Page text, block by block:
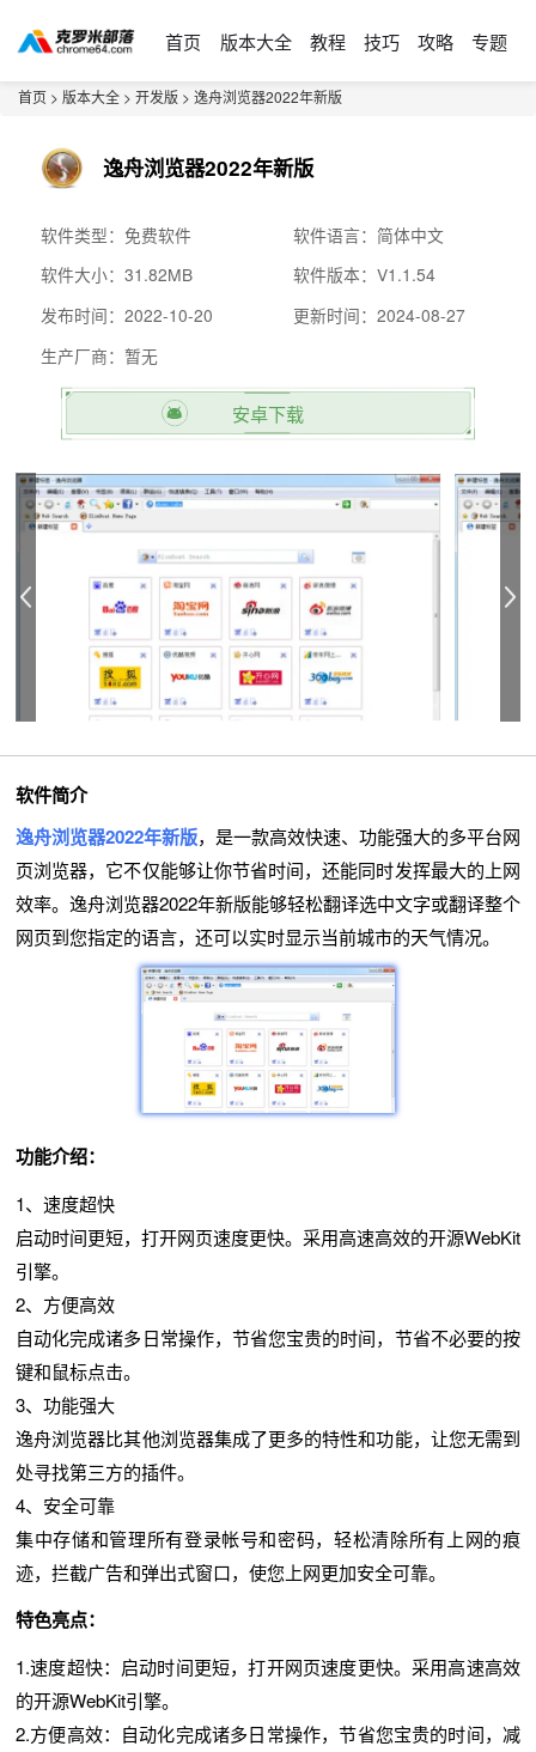
首页 版本大全 教程 技巧 攻略 专题
首页 > 版本大全 > 开发版 > 逸舟浏览器2022年新版
逸舟浏览器2022年新版
软件类型：免费软件
软件语言：简体中文
软件大小：31.82MB
软件版本：V1.1.54
发布时间：2022-10-20
更新时间：2024-08-27
生产厂商：暂无
安卓下载
软件简介
逸舟浏览器2022年新版，是一款高效快速、功能强大的多平台网
页浏览器，它不仅能够让你节省时间，还能同时发挥最大的上网
效率。逸舟浏览器2022年新版能够轻松翻译选中文字或翻译整个
网页到您指定的语言，还可以实时显示当前城市的天气情况。
功能介绍：
1、速度超快
启动时间更短，打开网页速度更快。采用高速高效的开源WebKit
引擎。
2、方便高效
自动化完成诸多日常操作，节省您宝贵的时间，节省不必要的按
键和鼠标点击。
3、功能强大
逸舟浏览器比其他浏览器集成了更多的特性和功能，让您无需到
处寻找第三方的插件。
4、安全可靠
集中存储和管理所有登录帐号和密码，轻松清除所有上网的痕
迹，拦截广告和弹出式窗口，使您上网更加安全可靠。
特色亮点：
1.速度超快：启动时间更短，打开网页速度更快。采用高速高效
的开源WebKit引擎。
2.方便高效：自动化完成诸多日常操作，节省您宝贵的时间，减